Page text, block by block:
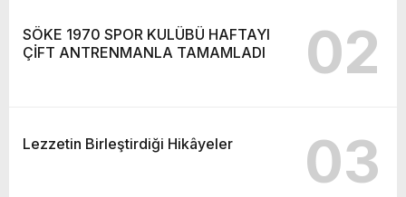
SÖKE 1970 SPOR KULÜBÜ HAFTAYI
ÇİFT ANTRENMANLA TAMAMLADI
02
Lezzetin Birleştirdiği Hikâyeler 03